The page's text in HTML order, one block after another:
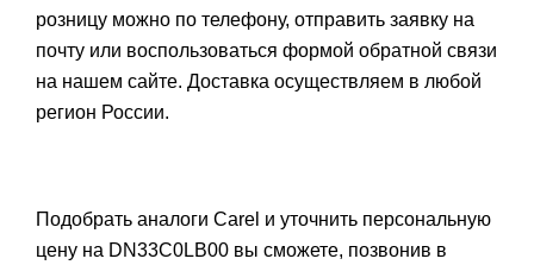
розницу можно по телефону, отправить заявку на
почту или воспользоваться формой обратной связи
на нашем сайте. Доставка осуществляем в любой
регион России.
Подобрать аналоги Carel и уточнить персональную
цену на DN33C0LB00 вы сможете, позвонив в